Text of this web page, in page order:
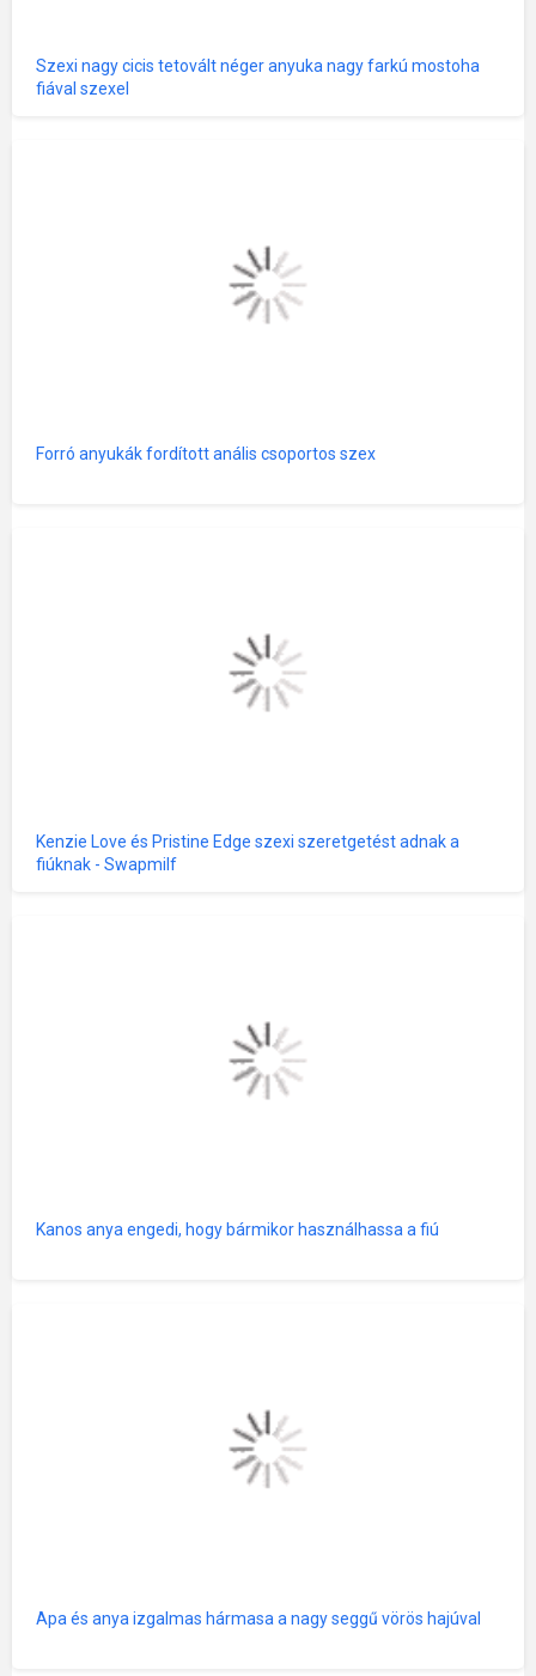
Szexi nagy cicis tetovált néger anyuka nagy farkú mostoha
fiával szexel
Forró anyukák fordított anális csoportos szex
Kenzie Love és Pristine Edge szexi szeretgetést adnak a
fiúknak - Swapmilf
Kanos anya engedi, hogy bármikor használhassa a fiú
Apa és anya izgalmas hármasa a nagy seggű vörös hajúval